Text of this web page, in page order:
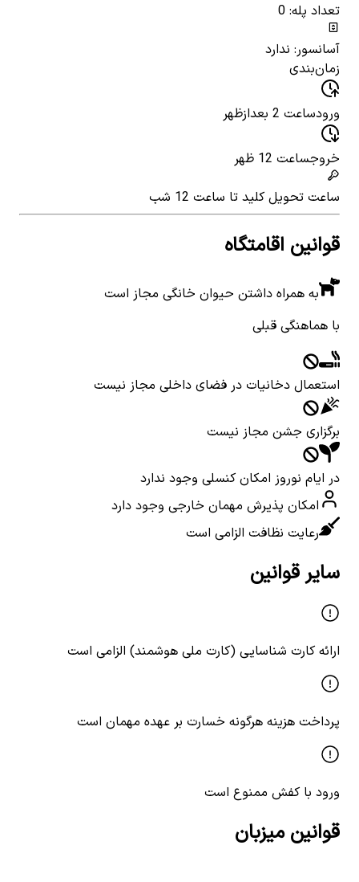
تعداد پله: 0
آسانسور: ندارد
زمان‌بندی
ورودساعت 2 بعدازظهر
خروجساعت 12 ظهر
ساعت تحویل کلید تا ساعت 12 شب
قوانین اقامتگاه
به همراه داشتن حیوان خانگی مجاز است
با هماهنگی قبلی
استعمال دخانیات در فضای داخلی مجاز نیست
برگزاری جشن مجاز نیست
در ایام نوروز امکان کنسلی وجود ندارد
امکان پذیرش مهمان خارجی وجود دارد
رعایت نظافت الزامی است
سایر قوانین
ارائه کارت شناسایی (کارت ملی هوشمند) الزامی است
پرداخت هزینه هرگونه خسارت بر عهده مهمان است
ورود با کفش ممنوع است
قوانین میزبان